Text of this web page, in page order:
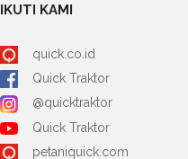
IKUTI KAMI
quick.co.id
Quick Traktor
@quicktraktor
Quick Traktor
petaniquick.com